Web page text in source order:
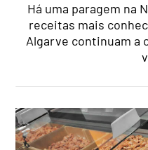
Há uma paragem na
receitas mais
Algarve continuam a